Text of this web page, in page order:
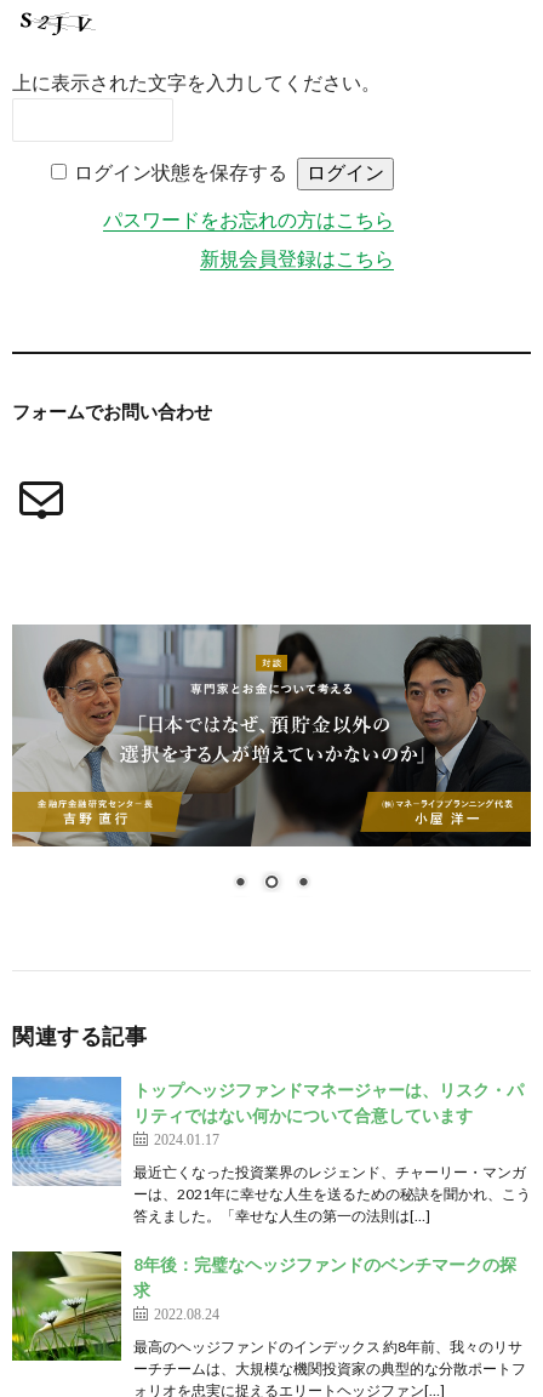
上に表示された文字を入力してください。
ログイン状態を保存する
パスワードをお忘れの方はこちら
新規会員登録はこちら
フォームでお問い合わせ
関連する記事
トップヘッジファンドマネージャーは、リスク・パ
リティではない何かについて合意しています
2024.01.17
最近亡くなった投資業界のレジェンド、チャーリー・マンガ
ーは、2021年に幸せな人生を送るための秘訣を聞かれ、こう
答えました。「幸せな人生の第一の法則は[…]
8年後：完璧なヘッジファンドのベンチマークの探
求
2022.08.24
最高のヘッジファンドのインデックス 約8年前、我々のリサ
ーチチームは、大規模な機関投資家の典型的な分散ポートフ
ォリオを忠実に捉えるエリートヘッジファン[…]